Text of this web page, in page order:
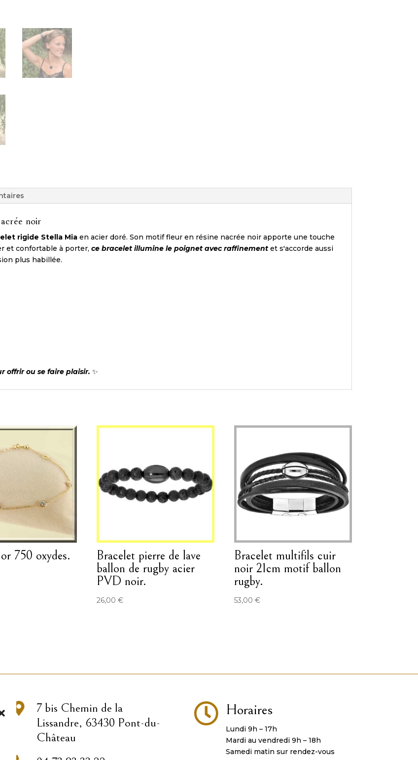
noir
rigide Stella Mia en acier doré. Son motif fleur en résine nacrée noir apporte une touche
et confortable à porter, ce bracelet illumine le poignet avec raffinement et s'accorde aussi
plus habillée.
offrir ou se faire plaisir. ✨
750 oxydes.
Bracelet pierre de lave
ballon de rugby acier
PVD noir.
26,00€
Bracelet multifils cuir
noir 21cm motif ballon
rugby.
53,00€

7 bis Chemin de la
Lissandre, 63430 Pont-du-
Château
 Horaires
Lundi 9h – 17h
Mardi au vendredi 9h – 18h
Samedi matin sur rendez-vous